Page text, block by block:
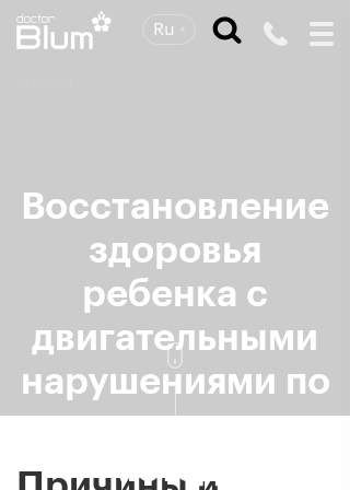
Ru
Восстановление
здоровья
ребенка с
двигательными
нарушениями по
авторскому
методу